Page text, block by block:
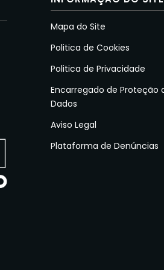
Mapa do Site
Politica de Cookies
Politica de Privacidade
Encarregado de Proteção
Dados
Aviso Legal
Plataforma de Denúncias